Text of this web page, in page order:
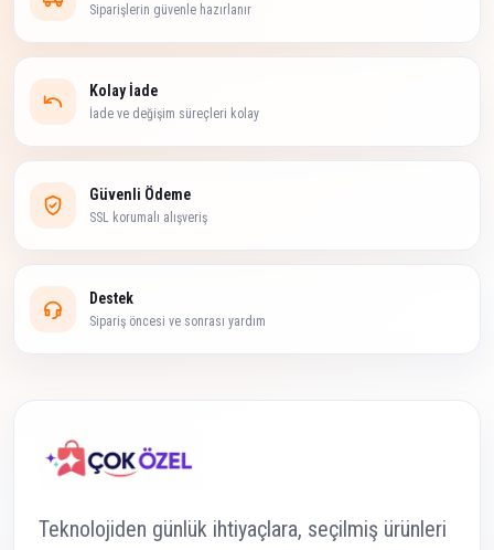
Siparişlerin güvenle hazırlanır
Kolay İade
İade ve değişim süreçleri kolay
Güvenli Ödeme
SSL korumalı alışveriş
Destek
Sipariş öncesi ve sonrası yardım
Teknolojiden günlük ihtiyaçlara, seçilmiş ürünleri